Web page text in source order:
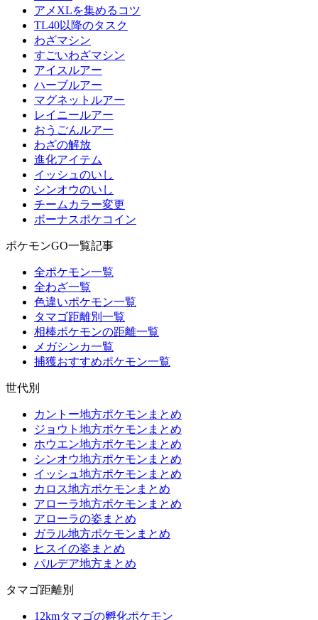
アメXLを集めるコツ
TL40以降のタスク
わざマシン
すごいわざマシン
アイスルアー
ハーブルアー
マグネットルアー
レイニールアー
おうごんルアー
わざの解放
進化アイテム
イッシュのいし
シンオウのいし
チームカラー変更
ボーナスポケコイン
ポケモンGO一覧記事
全ポケモン一覧
全わざ一覧
色違いポケモン一覧
タマゴ距離別一覧
相棒ポケモンの距離一覧
メガシンカ一覧
捕獲おすすめポケモン一覧
世代別
カントー地方ポケモンまとめ
ジョウト地方ポケモンまとめ
ホウエン地方ポケモンまとめ
シンオウ地方ポケモンまとめ
イッシュ地方ポケモンまとめ
カロス地方ポケモンまとめ
アローラ地方ポケモンまとめ
アローラの姿まとめ
ガラル地方ポケモンまとめ
ヒスイの姿まとめ
パルデア地方まとめ
タマゴ距離別
12kmタマゴの孵化ポケモン